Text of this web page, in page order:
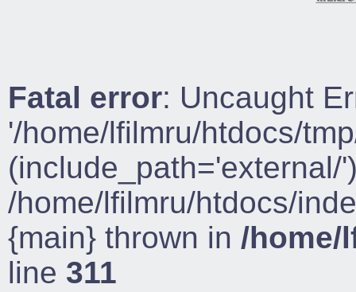
Fatal error: Uncaught
'/home/lfilmru/htdocs/
(include_path='external/
/home/lfilmru/htdocs/
{main} thrown in /home/
line 311